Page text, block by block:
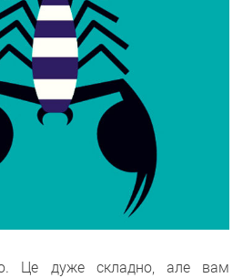
Це дуже складно, але вам